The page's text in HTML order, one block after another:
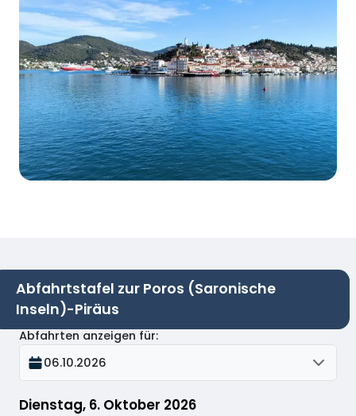
Abfahrtstafel zur Poros (Saronische
Inseln)-Piräus
Dienstag, 6. Oktober 2026
Abfahrten anzeigen für:
06.10.2026